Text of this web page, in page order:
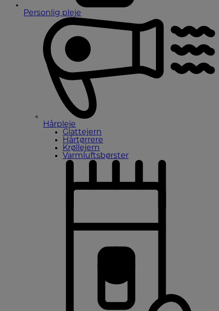
Personlig pleje
Hårpleje
Glattejern
Hårtørrere
Krøllejern
Varmluftsbørster